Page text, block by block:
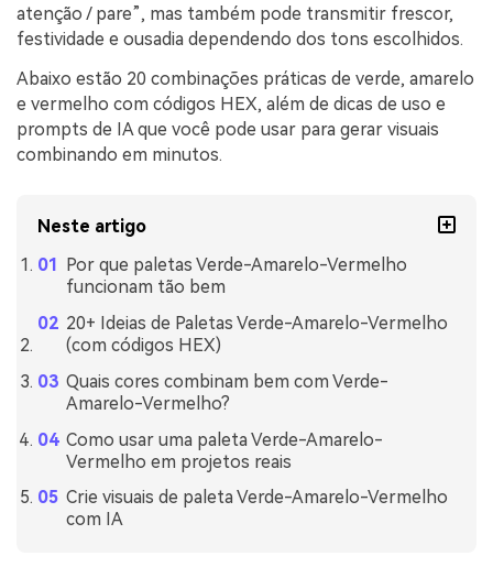
atenção / pare”, mas também pode transmitir frescor,
festividade e ousadia dependendo dos tons escolhidos.
Abaixo estão 20 combinações práticas de verde, amarelo
e vermelho com códigos HEX, além de dicas de uso e
prompts de IA que você pode usar para gerar visuais
combinando em minutos.
Neste artigo
Por que paletas Verde-Amarelo-Vermelho
funcionam tão bem
20+ Ideias de Paletas Verde-Amarelo-Vermelho
(com códigos HEX)
Quais cores combinam bem com Verde-
Amarelo-Vermelho?
Como usar uma paleta Verde-Amarelo-
Vermelho em projetos reais
Crie visuais de paleta Verde-Amarelo-Vermelho
com IA